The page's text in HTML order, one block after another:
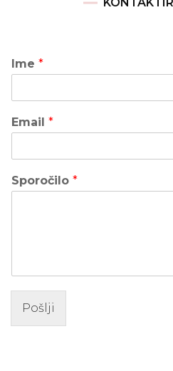
Ime *
Email *
Sporočilo *
Pošlji